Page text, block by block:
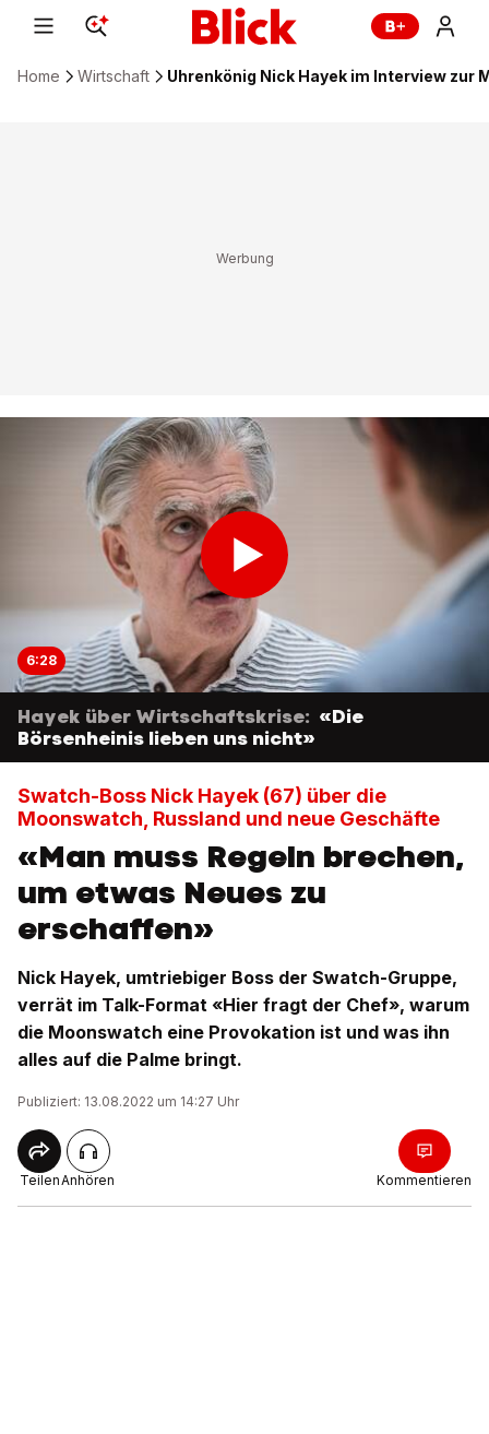
Home Wirtschaft Uhrenkönig Nick Hayek im Interview zur
6:28
Hayek über Wirtschaftskrise: «Die
Börsenheinis lieben uns nicht»
Swatch-Boss Nick Hayek (67) über die
Moonswatch, Russland und neue Geschäfte
«Man muss Regeln brechen,
um etwas Neues zu
erschaffen»
Nick Hayek, umtriebiger Boss der Swatch-Gruppe,
verrät im Talk-Format «Hier fragt der Chef», warum
die Moonswatch eine Provokation ist und was ihn
alles auf die Palme bringt.
Publiziert: 13.08.2022 um 14:27 Uhr
TeilenAnhören Kommentieren